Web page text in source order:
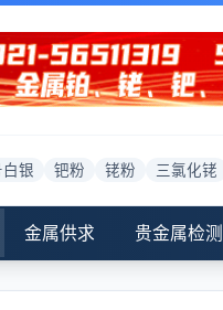
银 钯粉 铑粉 三氯化铑
金属供求 贵金属检测